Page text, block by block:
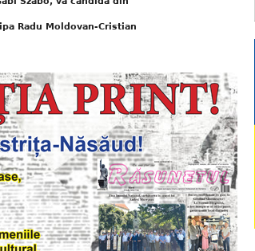
Radu Moldovan-Cristian